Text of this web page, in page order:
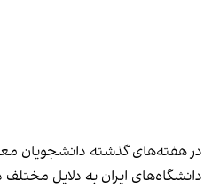
در هفته‌های گذشته دانشجویان
دانشگاه‌های ایران به دلایل